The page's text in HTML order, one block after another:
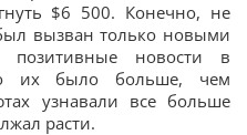
$6 500. Конечно, не
вызван только новыми
позитивные новости в
их было больше, чем
узнавали все больше
расти.